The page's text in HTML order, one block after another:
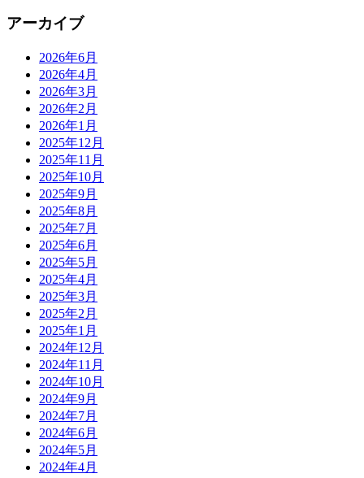
アーカイブ
2026年6月
2026年4月
2026年3月
2026年2月
2026年1月
2025年12月
2025年11月
2025年10月
2025年9月
2025年8月
2025年7月
2025年6月
2025年5月
2025年4月
2025年3月
2025年2月
2025年1月
2024年12月
2024年11月
2024年10月
2024年9月
2024年7月
2024年6月
2024年5月
2024年4月